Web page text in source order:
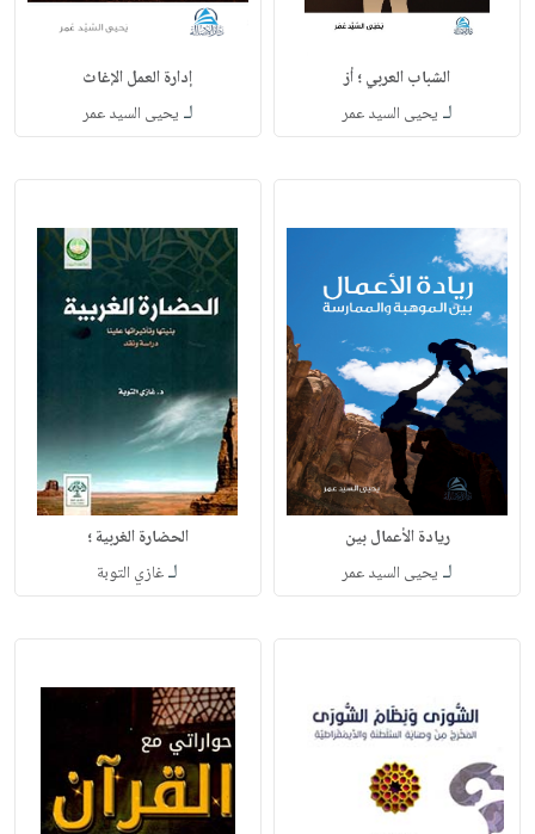
الشباب العربي ؛ أز
لـ ‏يحيى السيد عمر
إدارة العمل الإغاث
لـ يحيى السيد عمر
ريادة الأعمال بين
لـ يحيى السيد عمر
الحضارة الغربية ؛
لـغازي التوبة